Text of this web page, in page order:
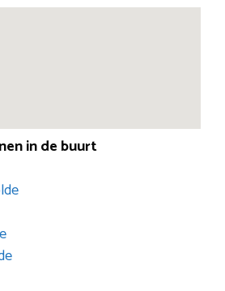
in de buurt